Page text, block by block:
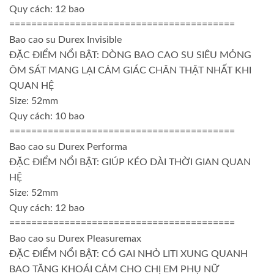
Quy cách: 12 bao
=========================================
Bao cao su Durex Invisible
ĐẶC ĐIỂM NỔI BẬT: DÒNG BAO CAO SU SIÊU MỎNG
ÔM SÁT MANG LẠI CẢM GIÁC CHÂN THẬT NHẤT KHI
QUAN HỆ
Size: 52mm
Quy cách: 10 bao
=========================================
Bao cao su Durex Performa
ĐẶC ĐIỂM NỔI BẬT: GIÚP KÉO DÀI THỜI GIAN QUAN
HỆ
Size: 52mm
Quy cách: 12 bao
=========================================
Bao cao su Durex Pleasuremax
ĐẶC ĐIỂM NỔI BẬT: CÓ GAI NHỎ LITI XUNG QUANH
BAO TĂNG KHOÁI CẢM CHO CHỊ EM PHỤ NỮ